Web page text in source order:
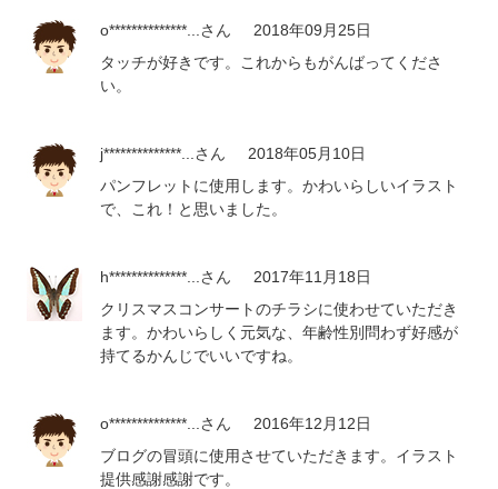
o**************... さん
2018年09月25日
タッチが好きです。これからもがんばってくださ
い。
j**************... さん
2018年05月10日
パンフレットに使用します。かわいらしいイラスト
で、これ！と思いました。
h**************... さん
2017年11月18日
クリスマスコンサートのチラシに使わせていただき
ます。かわいらしく元気な、年齢性別問わず好感が
持てるかんじでいいですね。
o**************... さん
2016年12月12日
ブログの冒頭に使用させていただきます。イラスト
提供感謝感謝です。